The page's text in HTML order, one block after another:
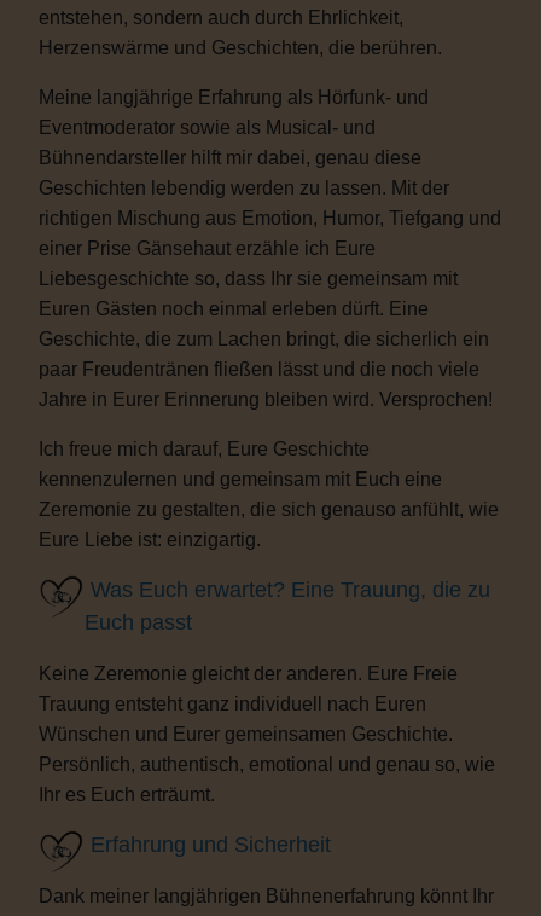
entstehen, sondern auch durch Ehrlichkeit,
Herzenswärme und Geschichten, die berühren.
Meine langjährige Erfahrung als Hörfunk- und
Eventmoderator sowie als Musical- und
Bühnendarsteller hilft mir dabei, genau diese
Geschichten lebendig werden zu lassen. Mit der
richtigen Mischung aus Emotion, Humor, Tiefgang und
einer Prise Gänsehaut erzähle ich Eure
Liebesgeschichte so, dass Ihr sie gemeinsam mit
Euren Gästen noch einmal erleben dürft. Eine
Geschichte, die zum Lachen bringt, die sicherlich ein
paar Freudentränen fließen lässt und die noch viele
Jahre in Eurer Erinnerung bleiben wird. Versprochen!
Ich freue mich darauf, Eure Geschichte
kennenzulernen und gemeinsam mit Euch eine
Zeremonie zu gestalten, die sich genauso anfühlt, wie
Eure Liebe ist: einzigartig.
Was Euch erwartet? Eine Trauung, die zu
Euch passt
Keine Zeremonie gleicht der anderen. Eure Freie
Trauung entsteht ganz individuell nach Euren
Wünschen und Eurer gemeinsamen Geschichte.
Persönlich, authentisch, emotional und genau so, wie
Ihr es Euch erträumt.
Erfahrung und Sicherheit
Dank meiner langjährigen Bühnenerfahrung könnt Ihr